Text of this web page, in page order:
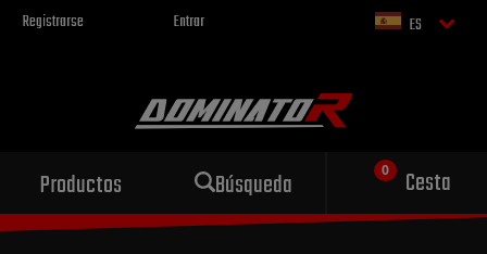
Registrarse Entrar ES
Productos Búsqueda Cesta
Escape deportivo
para tu motocicleta